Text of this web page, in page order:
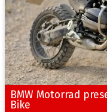
BMW Motorrad
Bike